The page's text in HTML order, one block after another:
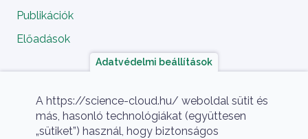
Publikációk
Előadások
Adatvédelmi beállítások
A https://science-cloud.hu/ weboldal sütit és
más, hasonló technológiákat (együttesen
„sütiket”) használ, hogy biztonságos